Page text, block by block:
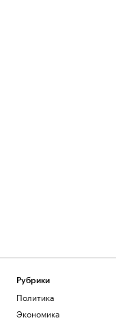
Рубрики
Политика
Экономика